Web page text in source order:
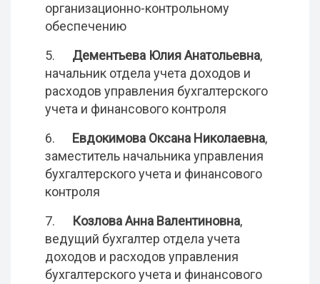
организационно-контрольному
обеспечению
5. Дементьева Юлия Анатольевна,
начальник отдела учета доходов и
расходов управления бухгалтерского
учета и финансового контроля
6. Евдокимова Оксана Николаевна,
заместитель начальника управления
бухгалтерского учета и финансового
контроля
7. Козлова Анна Валентиновна,
ведущий бухгалтер отдела учета
доходов и расходов управления
бухгалтерского учета и финансового